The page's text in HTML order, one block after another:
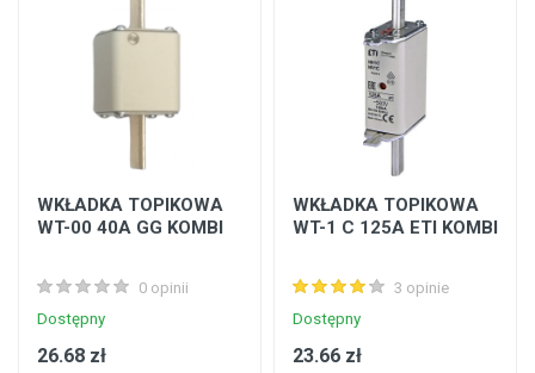
WKŁADKA TOPIKOWA
WT-00 40A GG KOMBI
0 opinii
Dostępny
26.68 zł
WKŁADKA TOPIKOWA
WT-1 C 125A ETI KOMBI
3 opinie
Dostępny
23.66 zł